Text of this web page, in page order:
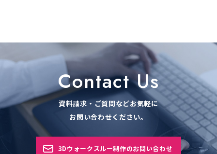
Contact Us
資料請求・ご質問などお気軽に
お問い合わせください。
3Dウォークスルー制作のお問い合わせ